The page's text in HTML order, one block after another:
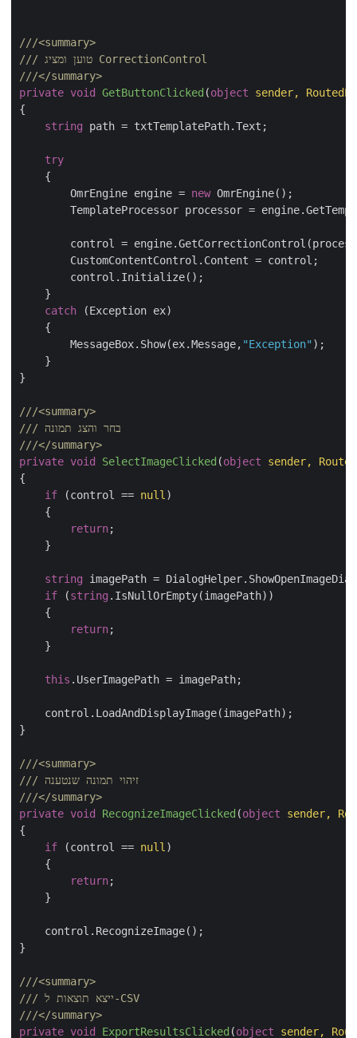
///<summary>
///
טוען ומציג CorrectionControl
///</summary>
private void GetButtonClicked (object sender,
{
string path = txtTemplatePath.Text;
try
    {
        OmrEngine engine =
new OmrEngine();
TemplateProcessor processor =
control =
        CustomContentControl.Content = control;
        control.Initialize();
    }
catch (Exception ex)
    {
        MessageBox.Show(ex.Message,
"Exception" );
    }
}
///<summary>
///
///</summary>
private void SelectImageClicked (object sender,
{
if (control == null )
    {
return;
    }
string imagePath =
if (string .IsNullOrEmpty(imagePath))
    {
return;
    }
this .UserImagePath = imagePath;
    control.LoadAndDisplayImage(imagePath);
}
///<summary>
/// זיהוי תמונה שנטענה
///</summary>
private void RecognizeImageClicked (object sender,
{
if (control == null )
    {
return;
    }
    control.RecognizeImage();
}
///<summary>
///
ייצא תוצאות ל-CSV
///</summary>
private void ExportResultsClicked (object sender,